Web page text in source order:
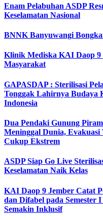
Enam Pelabuhan ASDP
Keselamatan Nasional
BNNK Banyuwangi
Klinik Mediska KAI Daop 9
Masyarakat
GAPASDAP : Sterilisasi
Tonggak Lahirnya Budaya
Indonesia
Dua Pendaki Gunung
Meninggal Dunia,
Cukup Ekstrem
ASDP Siap Go Live
Keselamatan Naik Kelas
KAI Daop 9 Jember Catat
dan Difabel pada Semester
Semakin Inklusif